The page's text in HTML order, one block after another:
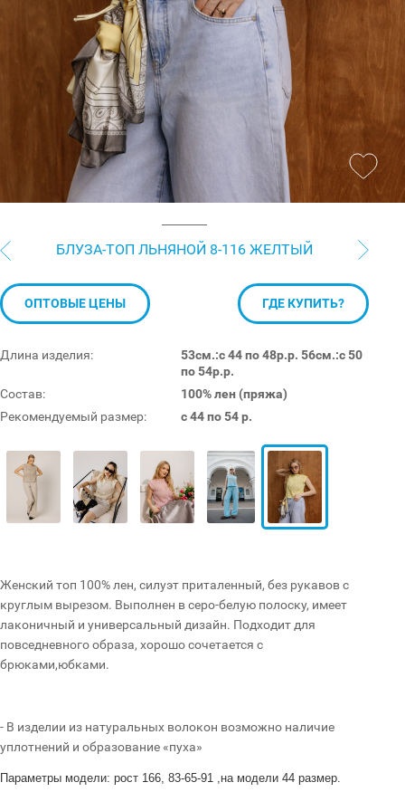
БЛУЗА-ТОП ЛЬНЯНОЙ 8-116 ЖЕЛТЫЙ
Длина изделия:
53см.:с 44 по 48р.р. 56см.:с 50
по 54р.р.
Состав:
100% лен (пряжа)
Рекомендуемый размер:
с 44 по 54 р.
ОПТОВЫЕ ЦЕНЫ ГДЕ КУПИТЬ?
Женский топ 100% лен, силуэт приталенный, без рукавов с
круглым вырезом. Выполнен в серо-белую полоску, имеет
лаконичный и универсальный дизайн. Подходит для
повседневного образа, хорошо сочетается с
брюками,юбками.
- В изделии из натуральных волокон возможно наличие
уплотнений и образование «пуха»
Параметры модели: рост 166, 83-65-91 ,на модели 44 размер.